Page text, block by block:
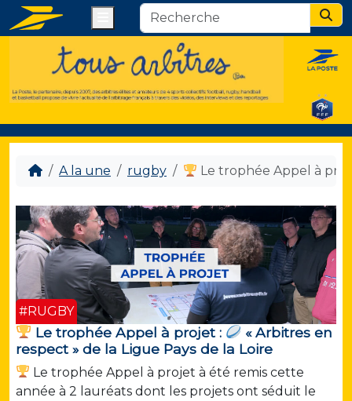
A la une rugby Le trophée Appel à
#RUGBY
Le trophée Appel à projet :
« Arbitres en
respect » de la Ligue Pays de la Loire
Le trophée Appel à projet à été remis cette
année à 2 lauréats dont les projets ont séduit le